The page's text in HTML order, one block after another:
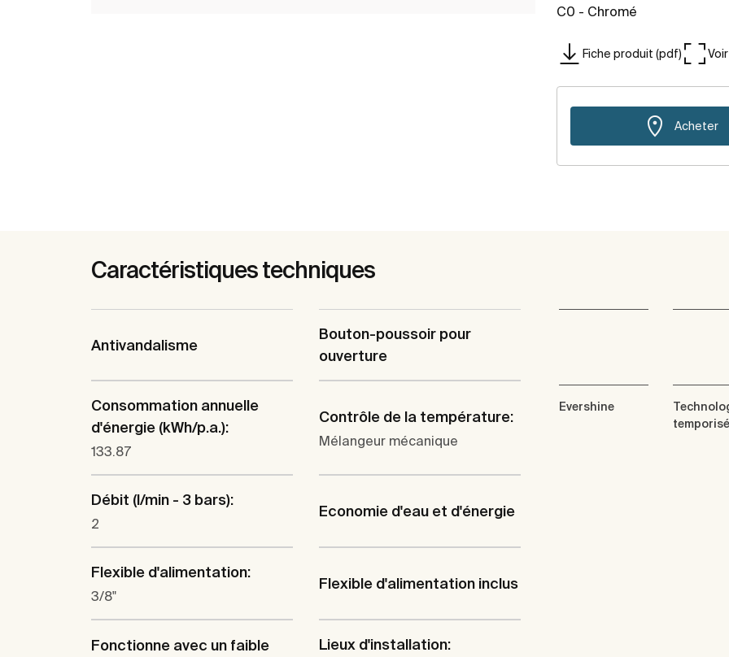
C0 - Chromé
Fiche produit (pdf)
Acheter
Caractéristiques techniques
Antivandalisme
Bouton-poussoir pour
ouverture
Consommation annuelle
d'énergie (kWh/p.a.):
133.87
Contrôle de la température:
Mélangeur mécanique
Débit (l/min - 3 bars):
2
Economie d'eau et d'énergie
Flexible d'alimentation:
3/8"
Flexible d'alimentation inclus
Fonctionne avec un faible
Lieux d'installation:
Evershine